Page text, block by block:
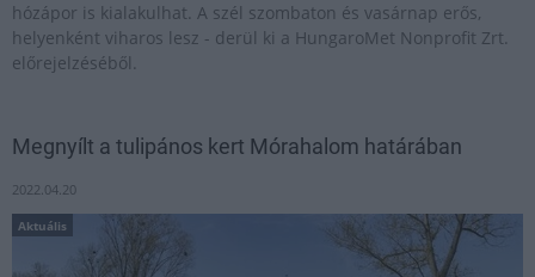
hózápor is kialakulhat. A szél szombaton és vasárnap erős,
helyenként viharos lesz - derül ki a HungaroMet Nonprofit Zrt.
előrejelzéséből.
Megnyílt a tulipános kert Mórahalom határában
2022.04.20
Aktuális